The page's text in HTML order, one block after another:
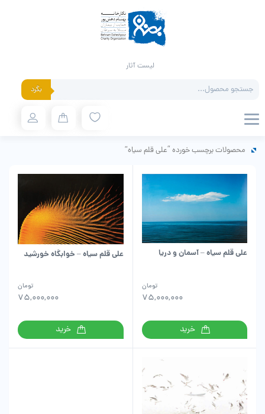
لیست آثار
search بگرد
محصولات برچسب خورده “علی قلم سیاه”
علی قلم سیاه – آسمان و دریا
75,000,000
تومان
خرید
علی قلم سیاه – خوابگاه خورشید
75,000,000
تومان
خرید